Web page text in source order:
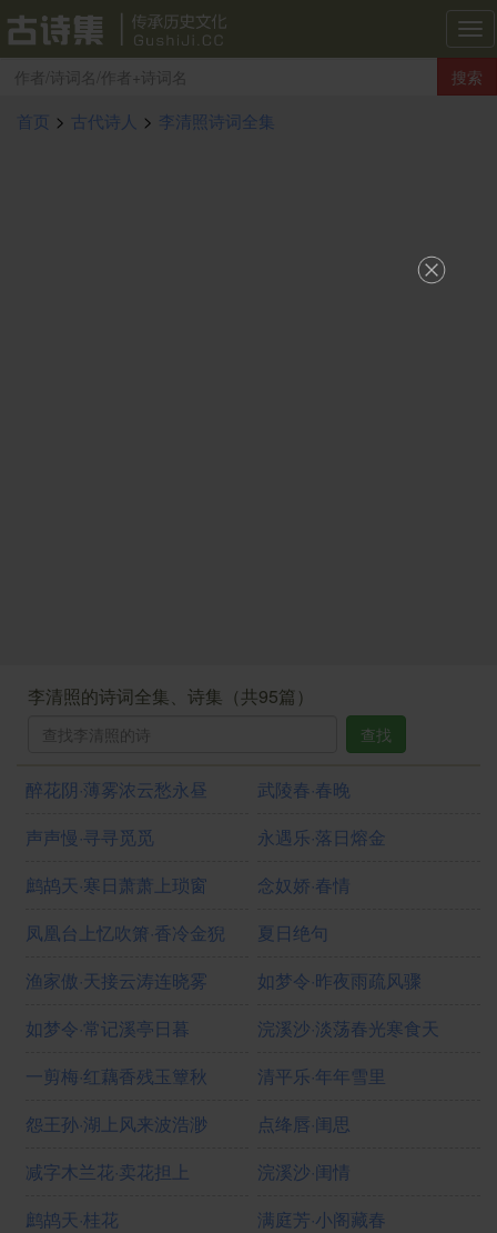
古
诗
集
搜索
首页 > 古代诗人 > 李清照诗词全集
李清照的诗词全集、诗集（共95篇）
查找
醉花阴·薄雾浓云愁永昼
武陵春·春晚
声声慢·寻寻觅觅
永遇乐·落日熔金
鹧鸪天·寒日萧萧上琐窗
念奴娇·春情
凤凰台上忆吹箫·香冷金猊
夏日绝句
渔家傲·天接云涛连晓雾
如梦令·昨夜雨疏风骤
如梦令·常记溪亭日暮
浣溪沙·淡荡春光寒食天
一剪梅·红藕香残玉簟秋
清平乐·年年雪里
怨王孙·湖上风来波浩渺
点绛唇·闺思
减字木兰花·卖花担上
浣溪沙·闺情
鹧鸪天·桂花
满庭芳·小阁藏春